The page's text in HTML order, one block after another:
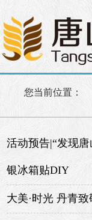
您当前位置：
活动预告|“发现
银冰箱贴DIY
大美·时光 丹青